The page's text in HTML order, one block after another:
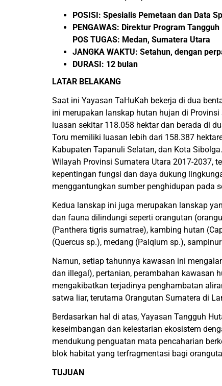
POSISI: Spesialis Pemetaan dan Data
PENGAWAS: Direktur Program
POS TUGAS: Medan, Sumatera Utara
JANGKA WAKTU: Setahun, dengan
DURASI: 12 bulan
LATAR BELAKANG
Saat ini Yayasan TaHuKah bekerja di dua
ini merupakan lanskap hutan hujan di
luasan sekitar 118.058 hektar dan berada di
Toru memiliki luasan lebih dari 158.387
Kabupaten Tapanuli Selatan, dan Kota
Wilayah Provinsi Sumatera Utara 2017-2037,
kepentingan fungsi dan daya dukung
menggantungkan sumber penghidupan pada
Kedua lanskap ini juga merupakan lanskap
dan fauna dilindungi seperti orangutan
(Panthera tigris sumatrae), kambing hutan
(Quercus sp.), medang (Palqium sp.),
Namun, setiap tahunnya kawasan ini
dan illegal), pertanian, perambahan kawasan
mengakibatkan terjadinya penghambatan
satwa liar, terutama Orangutan Sumatera di
Berdasarkan hal di atas, Yayasan Tangguh
keseimbangan dan kelestarian ekosistem
mendukung penguatan mata pencaharian
blok habitat yang terfragmentasi bagi
TUJUAN